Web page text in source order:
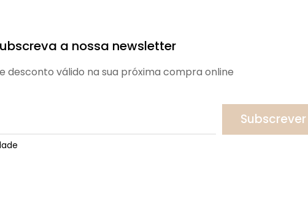
a nossa newsletter
desconto válido na sua próxima compra online
Subscrever